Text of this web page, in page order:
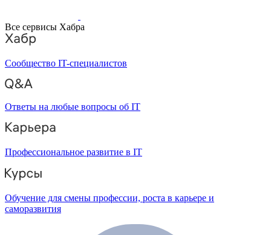
Все сервисы Хабра
Сообщество IT-специалистов
Ответы на любые вопросы об IT
Профессиональное развитие в IT
Обучение для смены профессии, роста в карьере и
саморазвития